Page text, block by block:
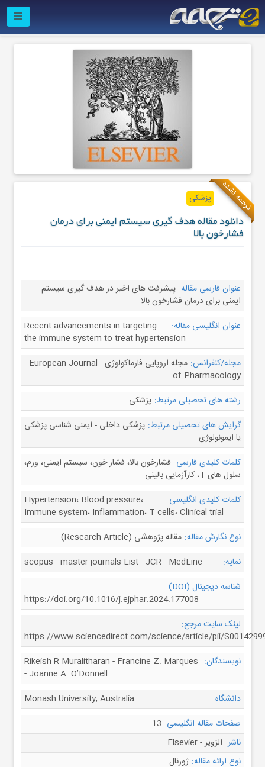
ترجمه نشده پزشکی
دانلود مقاله هدف گیری سیستم ایمنی برای درمان
فشارخون بالا
عنوان فارسی مقاله: پیشرفت های اخیر در هدف گیری سیستم
ایمنی برای درمان فشارخون بالا
عنوان انگلیسی مقاله:
Recent advancements in targeting
the immune system to treat hypertension
مجله/کنفرانس:
مجله اروپایی فارماکولوژی - European Journal
of Pharmacology
رشته های تحصیلی مرتبط: پزشکی
گرایش های تحصیلی مرتبط: پزشکی داخلی - ایمنی شناسی پزشکی
یا ایمونولوژی
کلمات کلیدی فارسی: فشارخون بالا، فشار خون، سیستم ایمنی، ورم،
سلول های T، کارآزمایی بالینی
کلمات کلیدی انگلیسی:
Hypertension، Blood pressure،
Immune system، Inflammation، T cells، Clinical trial
نوع نگارش مقاله: مقاله پژوهشی (Research Article)
نمایه:
scopus - master journals List - JCR - MedLine
شناسه دیجیتال (DOI):
https://doi.org/10.1016/j.ejphar.2024.177008
لینک سایت مرجع:
https://www.sciencedirect.com/science/article/pii/
نویسندگان: Rikeish R Muralitharan - Francine Z. Marques
- Joanne A. O’Donnell
دانشگاه:
Monash University, Australia
صفحات مقاله انگلیسی: 13
ناشر: الزویر - Elsevier
نوع ارائه مقاله: ژورنال